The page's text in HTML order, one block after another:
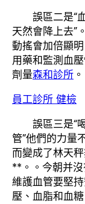
誤區二是“
天然會降上去”
動搖會加倍顯
用藥和監測血
劑量森和診所 。
員工診所 健檢
誤區三是“
管”他們的力量
而變成了林天
**。。今朝并沒
維護血管要堅
壓、血脂和血糖